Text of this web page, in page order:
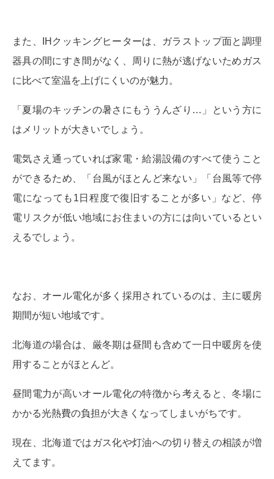
また、IHクッキングヒーターは、ガラストップ面と調理
器具の間にすき間がなく、周りに熱が逃げないためガス
に比べて室温を上げにくいのが魅力。
「夏場のキッチンの暑さにもううんざり…」という方に
はメリットが大きいでしょう。
電気さえ通っていれば家電・給湯設備のすべて使うこと
ができるため、「台風がほとんど来ない」「台風等で停
電になっても1日程度で復旧することが多い」など、停
電リスクが低い地域にお住まいの方には向いているとい
えるでしょう。
なお、オール電化が多く採用されているのは、主に暖房
期間が短い地域です。
北海道の場合は、厳冬期は昼間も含めて一日中暖房を使
用することがほとんど。
昼間電力が高いオール電化の特徴から考えると、冬場に
かかる光熱費の負担が大きくなってしまいがちです。
現在、北海道ではガス化や灯油への切り替えの相談が増
えてます。